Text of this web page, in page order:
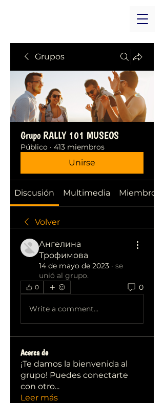
Grupos
Grupo RALLY 101 MUSEOS
Público · 413 miembros
Unirse
Discusión Multimedia Miembros
Volver
Ангелина
Трофимова
14 de mayo de 2023 · se
unió al grupo.
0 0
Write a comment...
Acerca de
¡Te damos la bienvenida al
grupo! Puedes conectarte
con otro...
Leer más